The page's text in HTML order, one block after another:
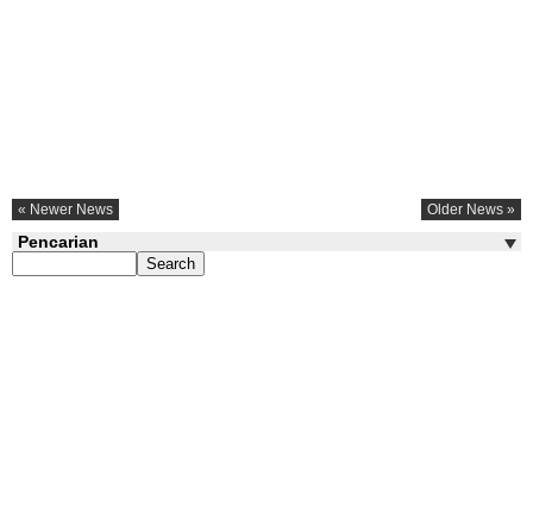
« Newer News Older News »
Pencarian